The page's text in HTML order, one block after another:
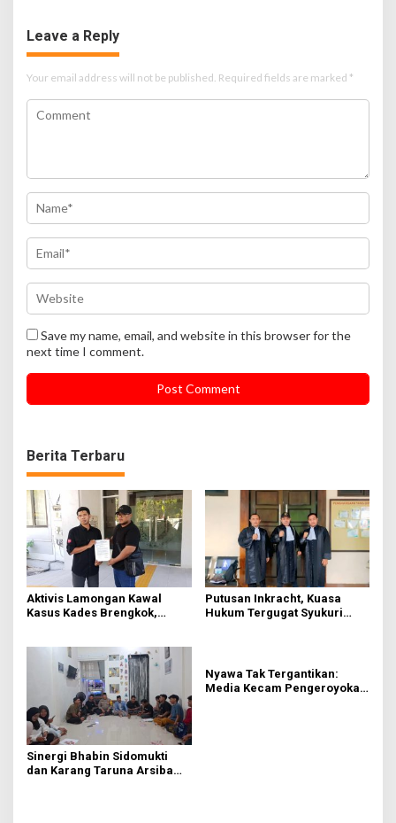
Leave a Reply
Your email address will not be published. Required fields are marked *
Save my name, email, and website in this browser for the
next time I comment.
Berita Terbaru
Aktivis Lamongan Kawal
Kasus Kades Brengkok,
Putusan Inkracht, Kuasa
Hukum Tergugat Syukuri
Sinergi Bhabin Sidomukti
dan Karang Taruna Arsiba
Nyawa Tak Tergantikan:
Media Kecam Pengeroyokan